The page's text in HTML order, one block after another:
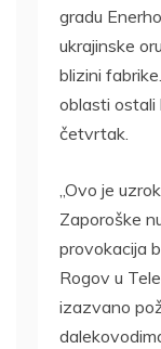
gradu
ukrajinske
blizini
oblasti ostali
četvrtak.
„Ovo je
Zaporoške
provokacija
Rogov u
izazvano